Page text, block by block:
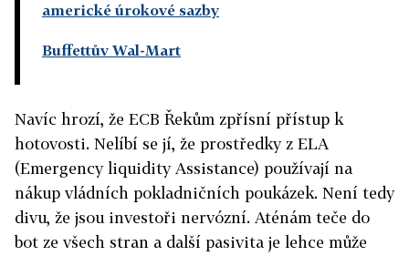
americké úrokové sazby
Buffettův Wal-Mart
Navíc hrozí, že ECB Řekům zpřísní přístup k
hotovosti. Nelíbí se jí, že prostředky z ELA
(Emergency liquidity Assistance) používají na
nákup vládních pokladničních poukázek. Není tedy
divu, že jsou investoři nervózní. Aténám teče do
bot ze všech stran a další pasivita je lehce může